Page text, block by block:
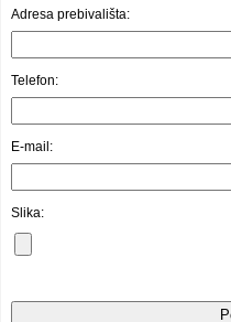
Adresa prebivališta:
Telefon:
E-mail:
Slika: